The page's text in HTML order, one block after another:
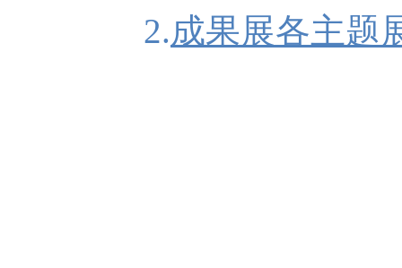
2.成果展各主题